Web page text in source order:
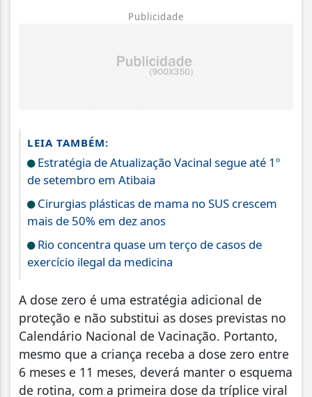
Publicidade
LEIA TAMBÉM:
Estratégia de Atualização Vacinal segue até 1º
de setembro em Atibaia
Cirurgias plásticas de mama no SUS crescem
mais de 50% em dez anos
Rio concentra quase um terço de casos de
exercício ilegal da medicina
A dose zero é uma estratégia adicional de
proteção e não substitui as doses previstas no
Calendário Nacional de Vacinação. Portanto,
mesmo que a criança receba a dose zero entre
6 meses e 11 meses, deverá manter o esquema
de rotina, com a primeira dose da tríplice viral